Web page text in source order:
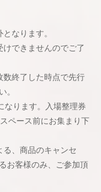
なります。
できませんのでご了
終了した時点で先行
。
なります。入場整理券
ペース前にお集まり下
、商品のキャンセ
お客様のみ、ご参加頂